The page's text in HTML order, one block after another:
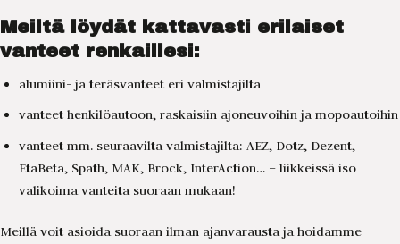
Meiltä löydät kattavasti erilaiset
vanteet renkaillesi:
alumiini- ja teräsvanteet eri valmistajilta
vanteet henkilöautoon, raskaisiin ajoneuvoihin ja mopoautoihin
vanteet mm. seuraavilta valmistajilta: AEZ, Dotz, Dezent,
EtaBeta, Spath, MAK, Brock, InterAction… – liikkeissä iso
valikoima vanteita suoraan mukaan!
Meillä voit asioida suoraan ilman ajanvarausta ja hoidamme